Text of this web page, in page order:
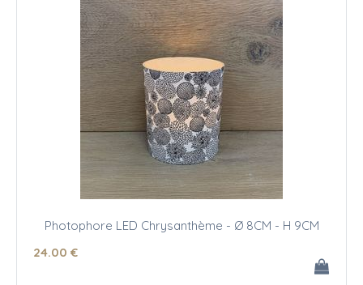
Photophore LED Chrysanthème - Ø 8CM - H 9CM
24.00 €